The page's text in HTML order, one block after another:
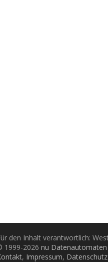
den Inhalt verantwortlich:
1999-2026 nu
, Impressum, Datenschutz